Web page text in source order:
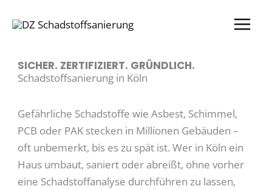
Inhalt
SICHER. ZERTIFIZIERT. GRÜNDLICH.
Schadstoffsanierung in Köln
Gefährliche Schadstoffe wie Asbest, Schimmel,
PCB oder PAK stecken in Millionen Gebäuden –
oft unbemerkt, bis es zu spät ist. Wer in Köln ein
Haus umbaut, saniert oder abreißt, ohne vorher
eine Schadstoffanalyse durchführen zu lassen,